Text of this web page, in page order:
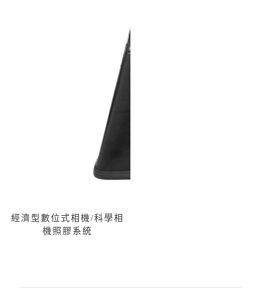
經濟型數位式相機/科學相
機照膠系統